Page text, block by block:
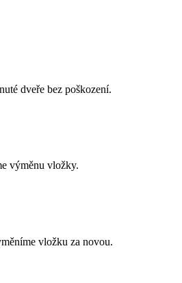
dveře bez poškození.
výměnu vložky.
vložku za novou.